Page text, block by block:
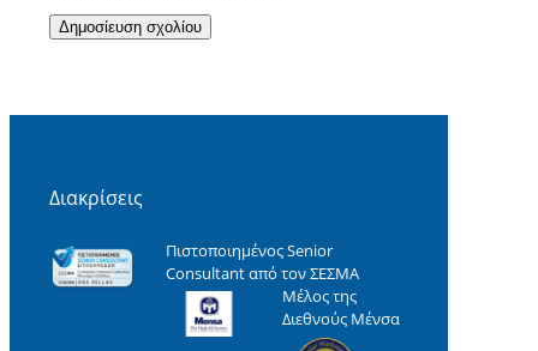
Διακρίσεις
Πιστοποιημένος Senior
Consultant από τον ΣΕΣΜΑ
Μέλος της
Διεθνούς Μένσα